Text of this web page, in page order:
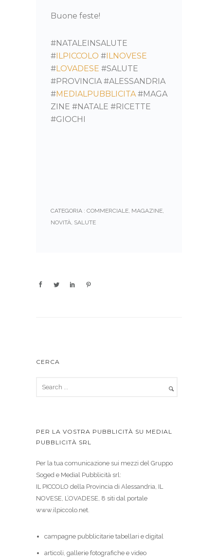
Buone feste!
#NATALEINSALUTE
#ILPICCOLO #ILNOVESE
#LOVADESE #SALUTE
#PROVINCIA #ALESSANDRIA
#MEDIALPUBBLICITA#MAGA
ZINE #NATALE #RICETTE
#GIOCHI
CATEGORIA : COMMERCIALE, MAGAZINE,
NOVITÀ, SALUTE
CERCA
PER LA VOSTRA PUBBLICITÀ SU MEDIAL
PUBBLICITÀ SRL
Per la tua comunicazione sui mezzi del Gruppo
Soged e Medial Pubblicità srl:
IL PICCOLO della Provincia di Alessandria, IL
NOVESE, L’OVADESE, 8 siti dal portale
www.ilpiccolo.net.
campagne pubblicitarie tabellari e digital
articoli, gallerie fotografiche e video